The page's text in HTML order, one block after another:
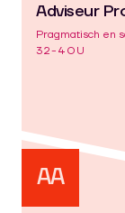
Adviseur
Pragmatisch en
32-40U
AA